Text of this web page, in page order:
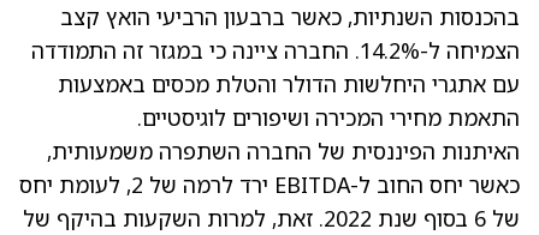
בהכנסות השנתיות, כאשר ברבעון הרביעי הואץ קצב
הצמיחה ל-14.2%. החברה ציינה כי במגזר זה התמודדה
עם אתגרי היחלשות הדולר והטלת מכסים באמצעות
התאמת מחירי המכירה ושיפורים לוגיסטיים.
האיתנות הפיננסית של החברה השתפרה משמעותית,
כאשר יחס החוב ל-EBITDA ירד לרמה של 2, לעומת יחס
של 6 בסוף שנת 2022. זאת, למרות השקעות בהיקף של